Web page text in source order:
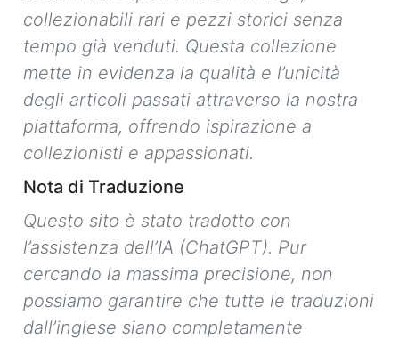
collezionabili rari e pezzi storici senza
tempo già venduti. Questa collezione
mette in evidenza la qualità e l’unicità
degli articoli passati attraverso la nostra
piattaforma, offrendo ispirazione a
collezionisti e appassionati.
Nota di Traduzione
Questo sito è stato tradotto con
l’assistenza dell’IA (ChatGPT). Pur
cercando la massima precisione, non
possiamo garantire che tutte le traduzioni
dall’inglese siano completamente